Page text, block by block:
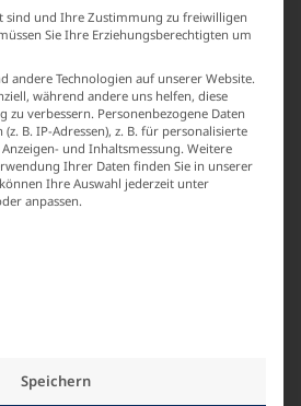
sind und Ihre Zustimmung zu freiwilligen
Sie Ihre Erziehungsberechtigten um
andere Technologien auf unserer Website.
während andere uns helfen, diese
zu verbessern. Personenbezogene Daten
B. IP-Adressen), z. B. für personalisierte
und Inhaltsmessung. Weitere
Ihrer Daten finden Sie in unserer
Ihre Auswahl jederzeit unter
anpassen.
der Service-Gruppen, für die
Speichern